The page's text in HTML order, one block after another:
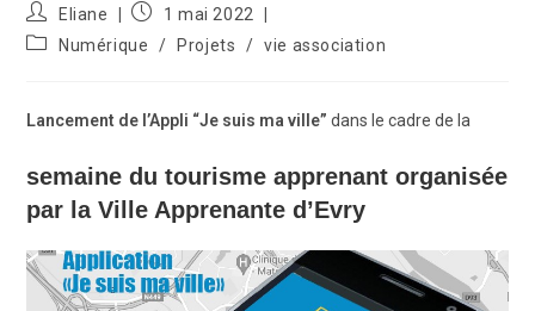
Auteur/autrice
de
la
Eliane
Publication
1 mai 2022
PostNumérique / Projets / vie association
Lancement de l’Appli “Je suis ma ville”dans le cadre de la
semaine du tourisme apprenant organisée
par la Ville Apprenante d’Evry